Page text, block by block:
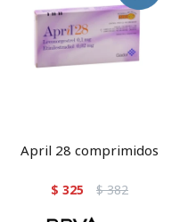
April 28 comprimidos
$ 325 $ 382